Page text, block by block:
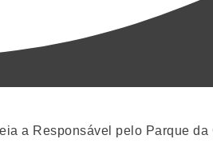
a Responsável pelo Parque